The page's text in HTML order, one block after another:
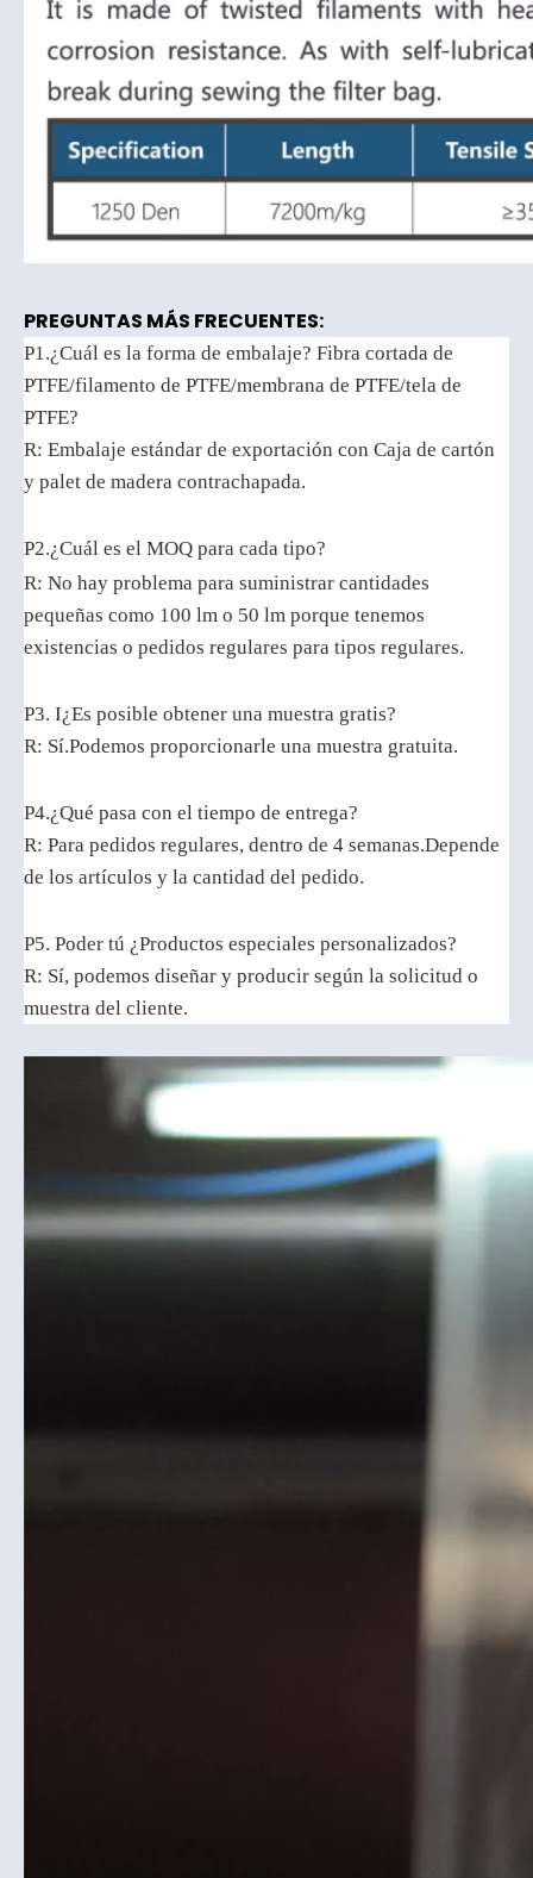
PREGUNTAS MÁS FRECUENTES:
P1.¿Cuál es la forma de embalaje? Fibra cortada de
PTFE/filamento de PTFE/membrana de PTFE/tela de
PTFE?
R: Embalaje estándar de exportación con Caja de cartón
y palet de madera contrachapada.
P2.¿Cuál es el MOQ para cada tipo?
R: No hay problema para suministrar cantidades
pequeñas como 100 lm o 50 lm porque tenemos
existencias o pedidos regulares para tipos regulares.
P3. I¿Es posible obtener una muestra gratis?
R: Sí.Podemos proporcionarle una muestra gratuita.
P4.¿Qué pasa con el tiempo de entrega?
R: Para pedidos regulares, dentro de 4 semanas.Depende
de los artículos y la cantidad del pedido.
P5. Poder tú ¿Productos especiales personalizados?
R: Sí, podemos diseñar y producir según la solicitud o
muestra del cliente.